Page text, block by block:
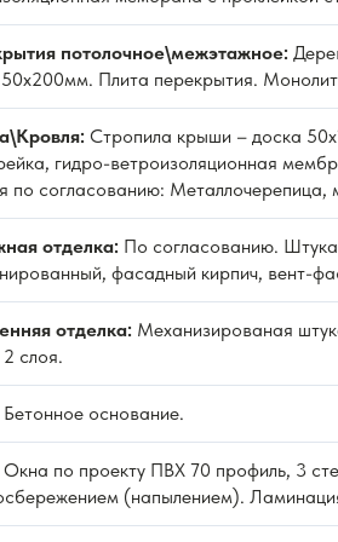
потолочное\межэтажное:
Плита перекрытия.
Стропила крыши – доска
гидро-ветроизоляционная
по согласованию: Металлочерепица,
отделка: По согласованию.
фасадный кирпич, вент-
отделка: Механизированая
2 слоя.
Бетонное основание.
Окна по проекту ПВХ 70 профиль, 3
(напылением).